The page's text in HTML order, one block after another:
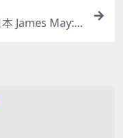
James May: